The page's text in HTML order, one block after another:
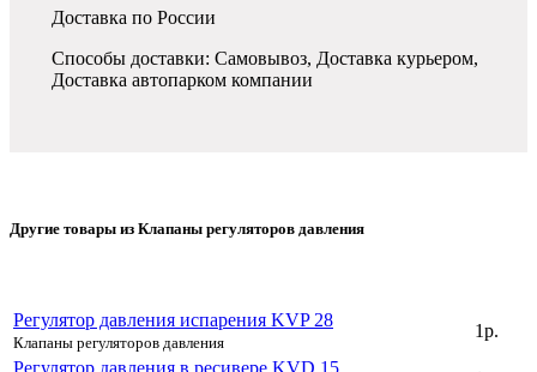
Доставка по России
Способы доставки: Самовывоз, Доставка курьером,
Доставка автопарком компании
Другие товары из Клапаны регуляторов давления
Регулятор давления испарения KVP 28
Клапаны регуляторов давления
1р.